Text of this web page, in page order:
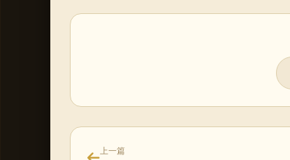
上一篇